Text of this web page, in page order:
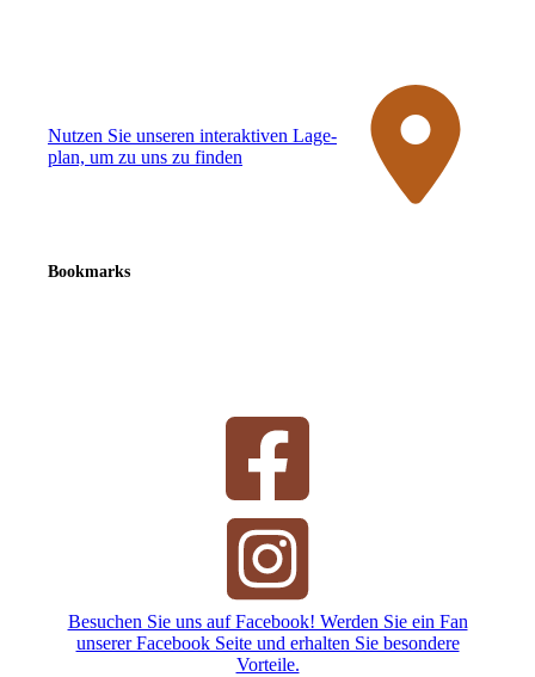
Nutzen Sie unseren interaktiven La­ge­
plan, um zu uns zu finden
Bookmarks
Besuchen Sie uns auf Facebook! Werden Sie ein Fan
unserer Facebook Seite und erhalten Sie besondere
Vorteile.